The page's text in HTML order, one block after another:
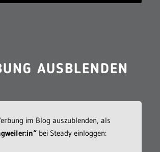
AUSBLENDEN
im Blog auszublenden, als
bei Steady einloggen: